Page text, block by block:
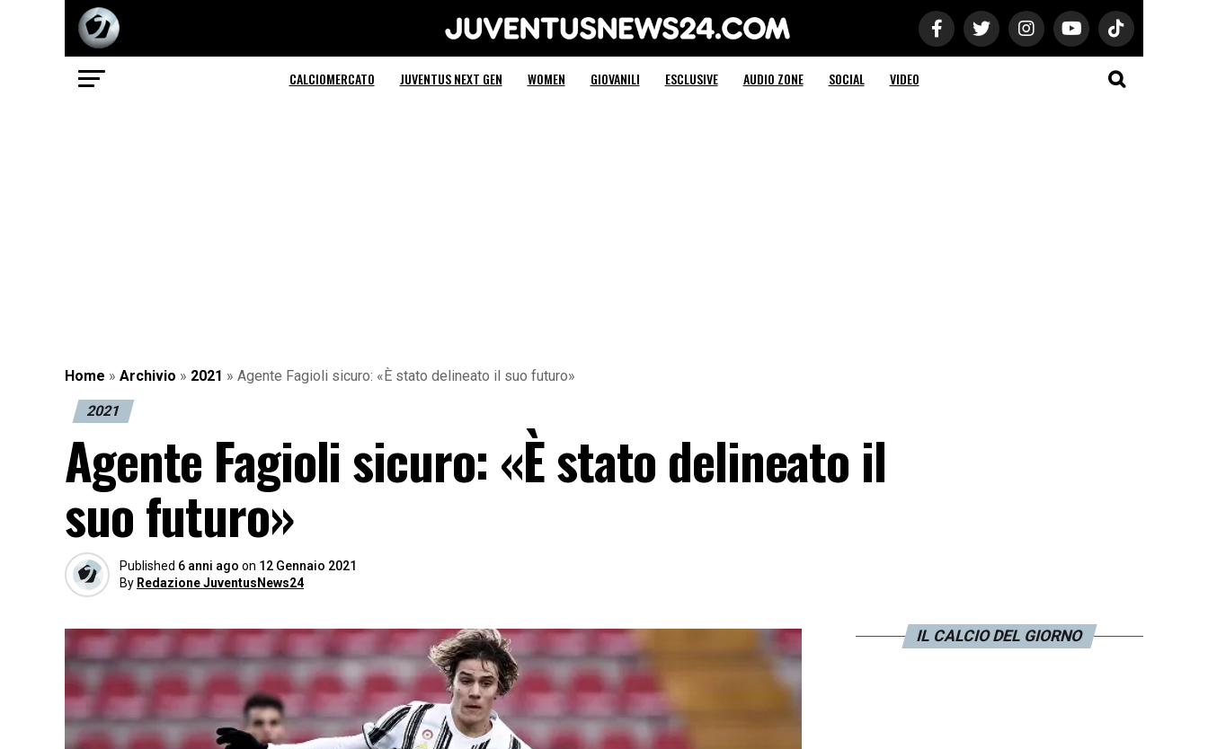
Juventus News 24
CALCIOMERCATO JUVENTUS NEXT GEN WOMEN GIOVANILI ESCLUSIVE AUDIO ZONE SOCIAL VIDEO
Home » Archivio » 2021 » Agente Fagioli sicuro: «È stato delineato il suo futuro»
2021
Agente Fagioli sicuro: «È stato delineato il
suo futuro»
Published 6 anni ago on 12 Gennaio 2021
By Redazione JuventusNews24
IL CALCIO DEL GIORNO